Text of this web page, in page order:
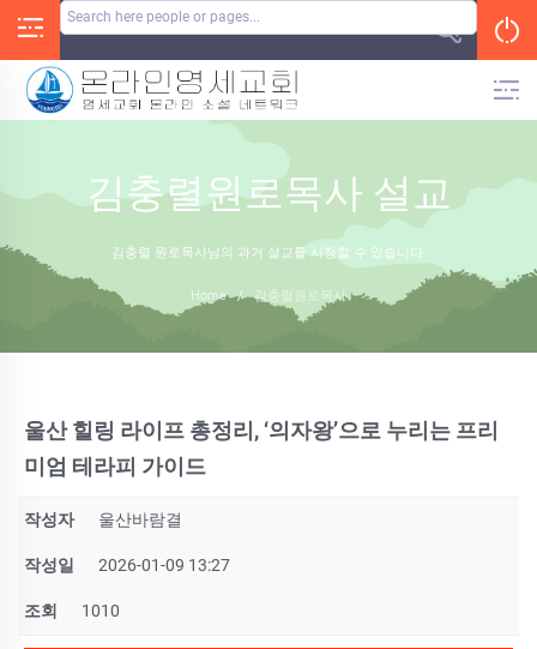
김충렬원로목사 설교
김충렬 원로목사님의 과거 설교를 시청할 수 있습니다.
Home / 김충렬원로목사
울산 힐링 라이프 총정리, ‘의자왕’으로 누리는 프리
미엄 테라피 가이드
작성자 울산바람결
작성일 2026-01-09 13:27
조회 1010